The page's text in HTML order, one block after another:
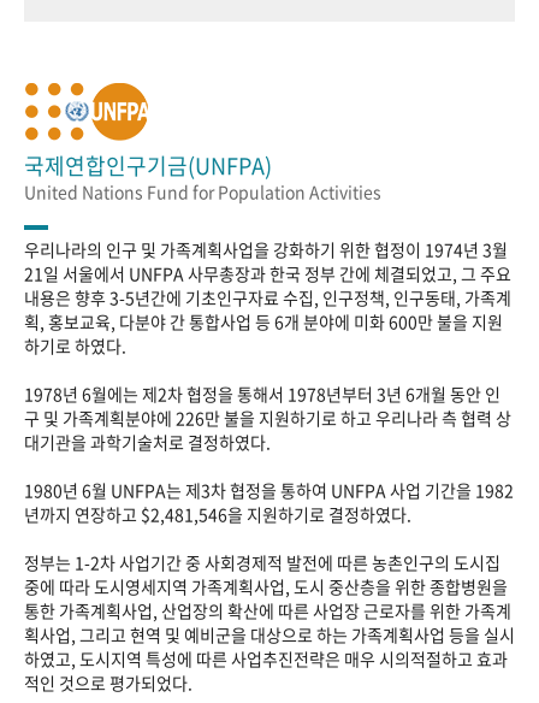
국제연합인구기금(UNFPA)
United Nations Fund for Population Activities
우리나라의 인구 및 가족계획사업을 강화하기 위한 협정이 1974년 3월
21일 서울에서 UNFPA 사무총장과 한국 정부 간에 체결되었고, 그 주요
내용은 향후 3-5년간에 기초인구자료 수집, 인구정책, 인구동태, 가족계
획, 홍보교육, 다분야 간 통합사업 등 6개 분야에 미화 600만 불을 지원
하기로 하였다.
1978년 6월에는 제2차 협정을 통해서 1978년부터 3년 6개월 동안 인
구 및 가족계획분야에 226만 불을 지원하기로 하고 우리나라 측 협력 상
대기관을 과학기술처로 결정하였다.
1980년 6월 UNFPA는 제3차 협정을 통하여 UNFPA 사업 기간을 1982
년까지 연장하고 $2,481,546을 지원하기로 결정하였다.
정부는 1-2차 사업기간 중 사회경제적 발전에 따른 농촌인구의 도시집
중에 따라 도시영세지역 가족계획사업, 도시 중산층을 위한 종합병원을
통한 가족계획사업, 산업장의 확산에 따른 사업장 근로자를 위한 가족계
획사업, 그리고 현역 및 예비군을 대상으로 하는 가족계획사업 등을 실시
하였고, 도시지역 특성에 따른 사업추진전략은 매우 시의적절하고 효과
적인 것으로 평가되었다.